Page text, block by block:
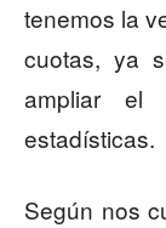
tenemos la
cuotas, ya
ampliar el
estadísticas.
Según nos